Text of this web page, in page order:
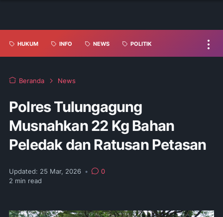
HUKUM INFO NEWS POLITIK
Beranda News
Polres Tulungagung
Musnahkan 22 Kg Bahan
Peledak dan Ratusan Petasan
Updated: 25 Mar, 2026 •
0
2 min read